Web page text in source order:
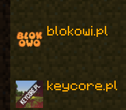
blokowi.pl
keycore.pl